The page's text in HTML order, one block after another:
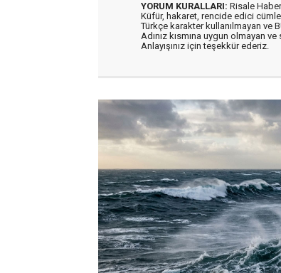
YORUM KURALLARI: Risale
Küfür, hakaret, rencide edici
Türkçe karakter kullanılmayan ve
Adınız kısmına uygun olmayan
Anlayışınız için teşekkür ederiz.